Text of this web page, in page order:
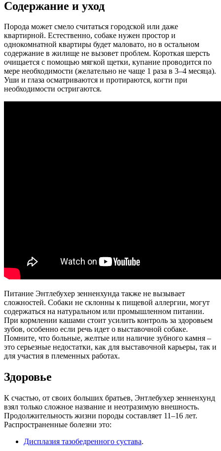
Содержание и уход
Порода может смело считаться городской или даже
квартирной. Естественно, собаке нужен простор и
однокомнатной квартиры будет маловато, но в остальном
содержание в жилище не вызовет проблем. Короткая шерсть
очищается с помощью мягкой щетки, купание проводится по
мере необходимости (желательно не чаще 1 раза в 3–4 месяца).
Уши и глаза осматриваются и протираются, когти при
необходимости остригаются.
Питание Энтлебухер зенненхунда также не вызывает
сложностей. Собаки не склонны к пищевой аллергии, могут
содержаться на натуральном или промышленном питании.
При кормлении кашами стоит усилить контроль за здоровьем
зубов, особенно если речь идет о выставочной собаке.
Помните, что больные, желтые или наличие зубного камня –
это серьезные недостатки, как для выставочной карьеры, так и
для участия в племенных работах.
Здоровье
К счастью, от своих больших братьев, Энтлебухер зенненхунд
взял только сложное название и неотразимую внешность.
Продолжительность жизни породы составляет 11–16 лет.
Распространенные болезни это:
Дисплазия тазобедренного сустава.